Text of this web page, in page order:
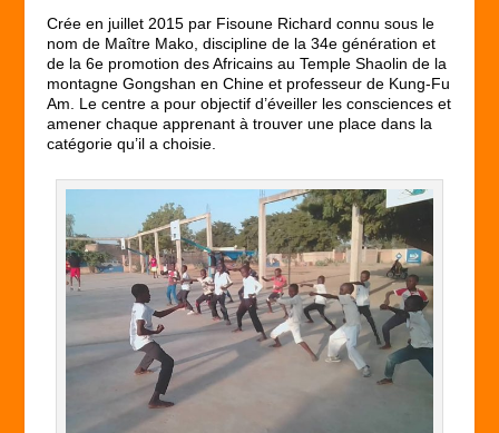
Crée en juillet 2015 par Fisoune Richard connu sous le
nom de Maître Mako, discipline de la 34e génération et
de la 6e promotion des Africains au Temple Shaolin de la
montagne Gongshan en Chine et professeur de Kung-Fu
Am. Le centre a pour objectif d’éveiller les consciences et
amener chaque apprenant à trouver une place dans la
catégorie qu’il a choisie.